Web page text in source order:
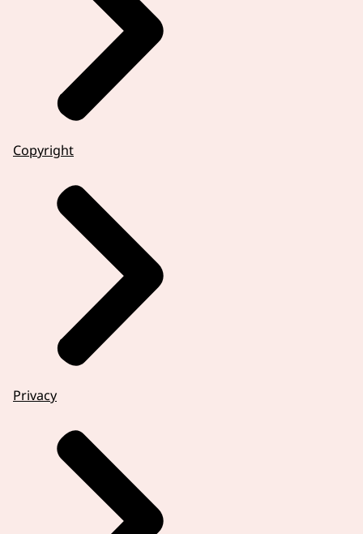
Copyright
Privacy